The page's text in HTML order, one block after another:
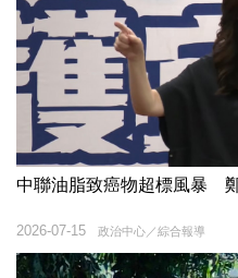
中聯油脂致癌物超標風暴
政治中心／綜合報導
2026-07-15